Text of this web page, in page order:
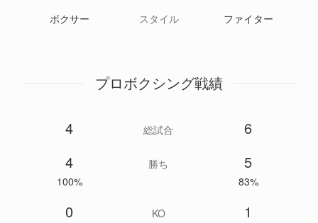
ボクサー
スタイル ファイター
プロボクシング戦績
4 総試合
6
4
100%
勝ち 5
83%
0 KO 1